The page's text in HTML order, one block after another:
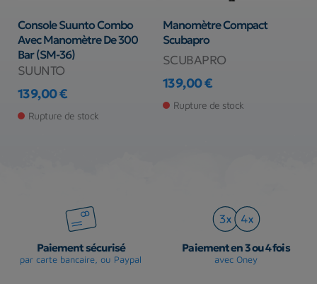
Console Suunto Combo
Avec Manomètre De 300
Bar (SM-36)
SUUNTO
Prix
139,00 €
Rupture de stock
Manomètre Compact
Scubapro
SCUBAPRO
Prix
139,00 €
Rupture de stock
Paiement sécurisé
par carte bancaire, ou Paypal
Paiement en 3 ou 4 fois
avec Oney